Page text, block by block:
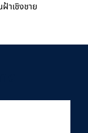
ฝ้าเชิงชาย